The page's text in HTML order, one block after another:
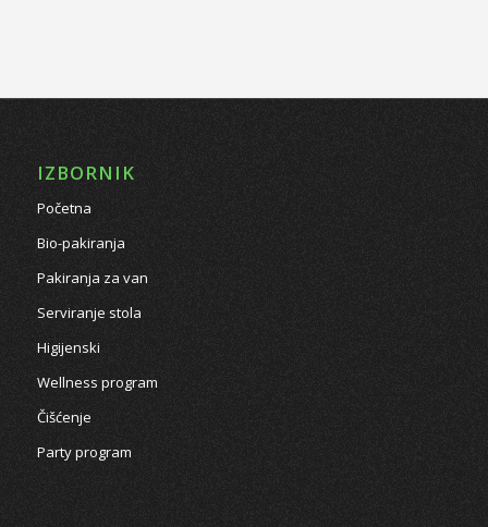
IZBORNIK
Početna
Bio-pakiranja
Pakiranja za van
Serviranje stola
Higijenski
Wellness program
Čišćenje
Party program